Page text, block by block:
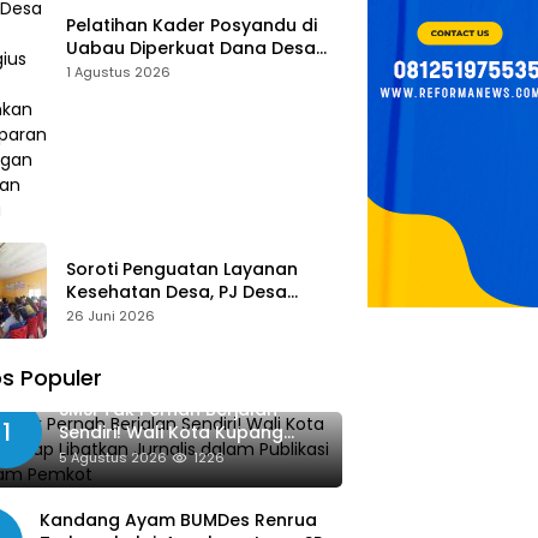
Pelatihan Kader Posyandu di
Uabau Diperkuat Dana Desa
2026, Remigius Bria Tekankan
1 Agustus 2026
Soroti Penguatan Layanan
Kesehatan Desa, PJ Desa
Kereana Willybrodus K. Khun,
26 Juni 2026
Populer
1
SMSI Tak Pernah Berjalan
Sendiri! Wali Kota Kupang
Siap Libatkan Jurnalis dalam
Publikasi Program Pemkot
5 Agustus 2026 1226
Kandang Ayam BUMDes Renrua